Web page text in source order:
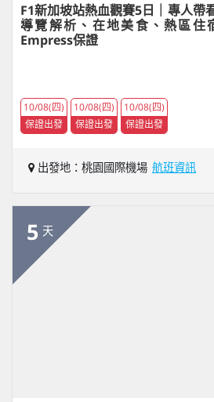
F1新加坡站熱血觀賽5日｜專人帶
導覽解析、在地美食、熱區住
Empress保證
10/08(四)
保證出發
10/08(四)
保證出發
10/08(四)
保證出發
出發地：桃園國際機場 航班資訊
5 天